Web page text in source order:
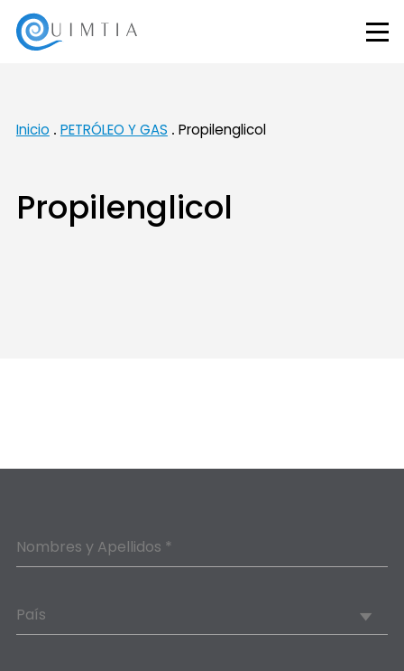
Inicio PETRÓLEO Y GAS Propilenglicol
Propilenglicol
Nombres y Apellidos *
País